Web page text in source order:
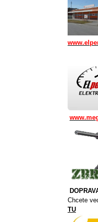
Chcete
TU